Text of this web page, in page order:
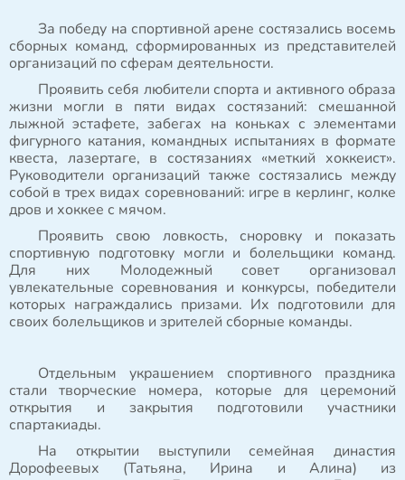
За победу на спортивной арене состязались восемь
сборных команд, сформированных из представителей
организаций по сферам деятельности.
Проявить себя любители спорта и активного образа
жизни могли в пяти видах состязаний: смешанной
лыжной эстафете, забегах на коньках с элементами
фигурного катания, командных испытаниях в формате
квеста, лазертаге, в состязаниях «меткий хоккеист».
Руководители организаций также состязались между
собой в трех видах соревнований: игре в керлинг, колке
дров и хоккее с мячом.
Проявить свою ловкость, сноровку и показать
спортивную подготовку могли и болельщики команд.
Для них Молодежный совет организовал
увлекательные соревнования и конкурсы, победители
которых награждались призами. Их подготовили для
своих болельщиков и зрителей сборные команды.
Отдельным украшением спортивного праздника
стали творческие номера, которые для церемоний
открытия и закрытия подготовили участники
спартакиады.
На открытии выступили семейная династия
Дорофеевых (Татьяна, Ирина и Алина) из